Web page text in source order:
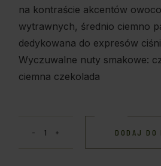
na kontraście akcentów
wytrawnych, średnio ciemno
dedykowana do expresów
Wyczuwalne nuty smakowe:
ciemna czekolada
DODAJ DO